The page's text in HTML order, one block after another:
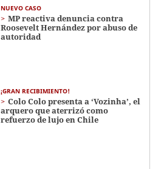
NUEVO CASO
MP reactiva denuncia contra
Roosevelt Hernández por abuso de
autoridad
¡GRAN RECIBIMIENTO!
Colo Colo presenta a ‘Vozinha’, el
arquero que aterrizó como
refuerzo de lujo en Chile